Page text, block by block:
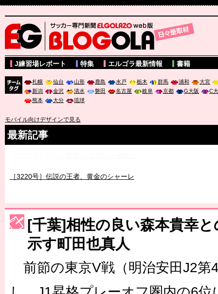
サッカー専門新聞ELGOLAZO web版 BLOGOLA
J練習場レポート 特集 エルゴラ最新情報 書籍
札幌 仙台 山形 鹿島 水戸 栃木 群馬 浦和
大宮
新潟
金沢 清水 磐田 名古屋 岐阜 京都 G大阪
C
熊本
大分 琉球
モバイル向けデザインで見る
最新記事
［3220号］伝説の王者、黄金のシャーレ
［3230号］世界一への夢は終わらない
［3223号］一丸。日本出陣
［3222号］史上最大のW杯開幕 注目は「個」
長谷川 アーリアジャスールさんがシンポジウム「気候変動から命
[千葉]相性の良い森本貴幸
示す町田也真人
前節の東京V戦（明治安田J2第